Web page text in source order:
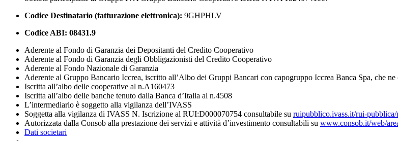
Codice Destinatario (fatturazione elettronica): 9GHPHLV
Codice ABI: 08431.9
Aderente al Fondo di Garanzia dei Depositanti del Credito Cooperativo
Aderente al Fondo di Garanzia degli Obbligazionisti del Credito Cooperativo
Aderente al Fondo Nazionale di Garanzia
Aderente al Gruppo Bancario Iccrea, iscritto all’Albo dei Gruppi Bancari con capogruppo Iccrea Banca Spa, che
Iscritta all’albo delle cooperative al n.A160473
Iscritta all’albo delle banche tenuto dalla Banca d’Italia al n.4508
L’intermediario è soggetto alla vigilanza dell’IVASS
Soggetta alla vigilanza di IVASS N. Iscrizione al RUI:D000070754 consultabile su ruipubblico.ivass.it/rui-pubblica/
Autorizzata dalla Consob alla prestazione dei servizi e attività d’investimento consultabili su www.consob.it/web/
Dati societari